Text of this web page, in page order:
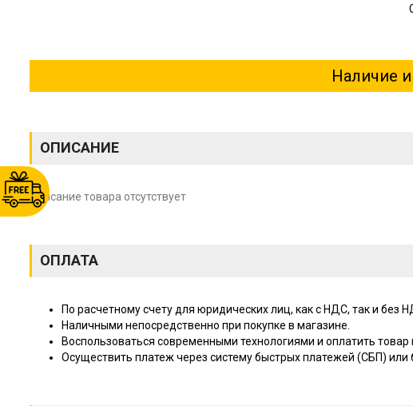
Наличие
ОПИСАНИЕ
Описание товара отсутствует
ОПЛАТА
По расчетному счету для юридических лиц, как с НДС, так и без
Наличными непосредственно при покупке в магазине.
Воспользоваться современными технологиями и оплатить
Осуществить платеж через систему быстрых платежей (СБП) или